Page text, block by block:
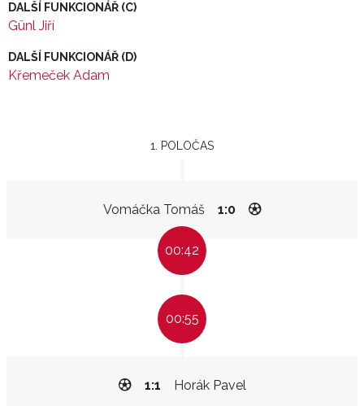
DALŠÍ FUNKCIONÁŘ (C)
Günl Jiří
DALŠÍ FUNKCIONÁŘ (D)
Křemeček Adam
1. POLOČAS
Vomáčka Tomáš 1:0
00:42
00:55
Horák Pavel
1:1